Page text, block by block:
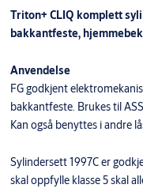
Triton+ CLIQ komplett
bakkantfeste,
Anvendelse
FG godkjent
bakkantfeste. Brukes til
Kan også benyttes i andre
Sylindersett 1997C er
skal oppfylle klasse 5 skal